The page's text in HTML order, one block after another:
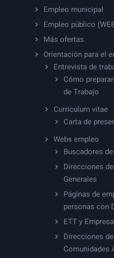
Empleo municipal
Empleo público
Más ofertas
Orientación para el
Entrevista de
Cómo
de Trabajo
Curriculum vitae
Carta de
Webs empleo
Buscadores
Direcciones
Generales
Páginas de
personas con
ETT y
Direcciones
Comunidades